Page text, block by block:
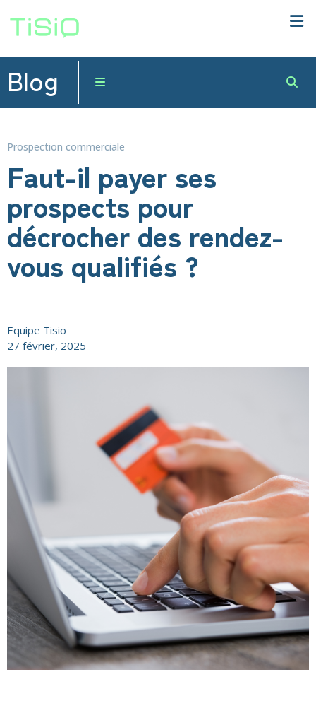
Blog
Prospection commerciale
Faut-il payer ses
prospects pour
décrocher des rendez-
vous qualifiés ?
Equipe Tisio
27 février, 2025